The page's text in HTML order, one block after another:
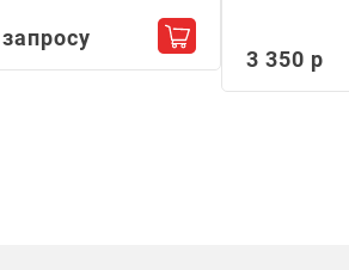
Добавить в корзину
3 350 р